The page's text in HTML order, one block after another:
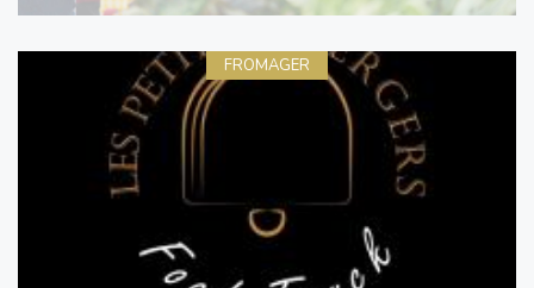
FROMAGER